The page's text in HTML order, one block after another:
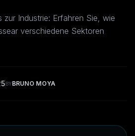
zur Industrie: Erfahren Sie, wie
verschiedene Sektoren
BYBRUNO MOYA